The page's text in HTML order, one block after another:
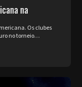
na
Os clubes
no torneio
vaga nas oi...